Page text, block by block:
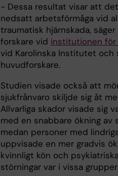
− Dessa resultat visar att
nedsatt arbetsförmåga vid
traumatisk hjärnskada, säger
forskare vid institutionen för
vid Karolinska Institutet och
huvudforskare.
Studien visade också att
sjukfrånvaro skiljde sig åt
Allvarliga skador visade sig
med en snabbare ökning av
medan personer med
uppvisade en mer gradvis
kvinnligt kön och
störningar var i vissa